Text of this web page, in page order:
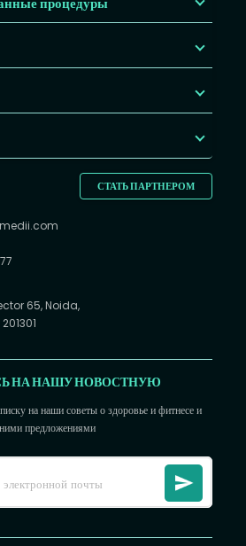
СТАТЬ ПАРТНЕРОМ
65, Noida,
НА НАШУ НОВОСТНУЮ
на наши советы о здоровье и фитнесе и
предложениями